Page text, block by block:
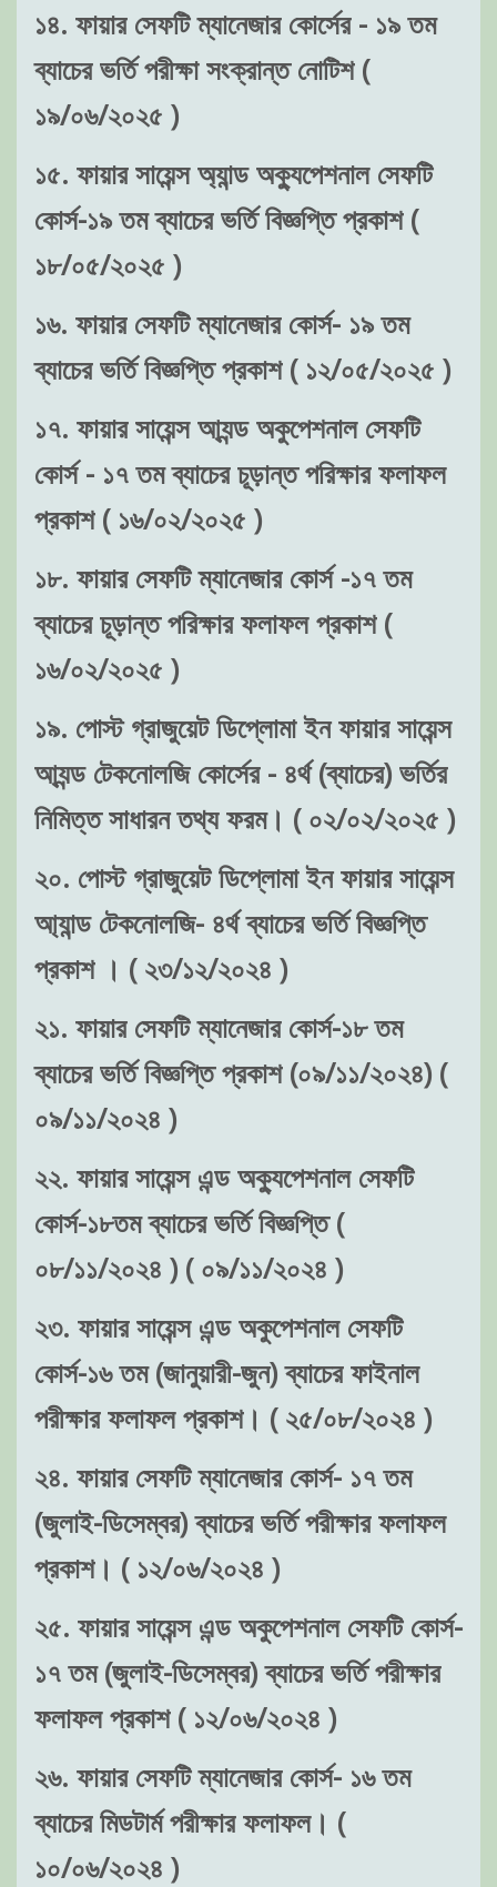
১৪. ফায়ার সেফটি ম্যানেজার কোর্সের - ১৯ তম
ব্যাচের ভর্তি পরীক্ষা সংক্রান্ত নোটিশ (
১৯/০৬/২০২৫ )
১৫. ফায়ার সায়েন্স অ্যান্ড অক্যুপেশনাল সেফটি
কোর্স-১৯ তম ব্যাচের ভর্তি বিজ্ঞপ্তি প্রকাশ (
১৮/০৫/২০২৫ )
১৬. ফায়ার সেফটি ম্যানেজার কোর্স- ১৯ তম
ব্যাচের ভর্তি বিজ্ঞপ্তি প্রকাশ ( ১২/০৫/২০২৫ )
১৭. ফায়ার সায়েন্স আ্যন্ড অকুপেশনাল সেফটি
কোর্স - ১৭ তম ব্যাচের চূড়ান্ত পরিক্ষার ফলাফল
প্রকাশ ( ১৬/০২/২০২৫ )
১৮. ফায়ার সেফটি ম্যানেজার কোর্স -১৭ তম
ব্যাচের চূড়ান্ত পরিক্ষার ফলাফল প্রকাশ (
১৬/০২/২০২৫ )
১৯. পোস্ট গ্রাজুয়েট ডিপ্লোমা ইন ফায়ার সায়েন্স
আ্যন্ড টেকনোলজি কোর্সের - ৪র্থ (ব্যাচের) ভর্তির
নিমিত্ত সাধারন তথ্য ফরম। ( ০২/০২/২০২৫ )
২০. পোস্ট গ্রাজুয়েট ডিপ্লোমা ইন ফায়ার সায়েন্স
আ্যান্ড টেকনোলজি- ৪র্থ ব্যাচের ভর্তি বিজ্ঞপ্তি
প্রকাশ । ( ২৩/১২/২০২৪ )
২১. ফায়ার সেফটি ম্যানেজার কোর্স-১৮ তম
ব্যাচের ভর্তি বিজ্ঞপ্তি প্রকাশ (০৯/১১/২০২৪) (
০৯/১১/২০২৪ )
২২. ফায়ার সায়েন্স এন্ড অক্যুপেশনাল সেফটি
কোর্স-১৮তম ব্যাচের ভর্তি বিজ্ঞপ্তি (
০৮/১১/২০২৪ ) ( ০৯/১১/২০২৪ )
২৩. ফায়ার সায়েন্স এন্ড অকুপেশনাল সেফটি
কোর্স-১৬ তম (জানুয়ারী-জুন) ব্যাচের ফাইনাল
পরীক্ষার ফলাফল প্রকাশ। ( ২৫/০৮/২০২৪ )
২৪. ফায়ার সেফটি ম্যানেজার কোর্স- ১৭ তম
(জুলাই-ডিসেম্বর) ব্যাচের ভর্তি পরীক্ষার ফলাফল
প্রকাশ। ( ১২/০৬/২০২৪ )
২৫. ফায়ার সায়েন্স এন্ড অকুপেশনাল সেফটি কোর্স-
১৭ তম (জুলাই-ডিসেম্বর) ব্যাচের ভর্তি পরীক্ষার
ফলাফল প্রকাশ ( ১২/০৬/২০২৪ )
২৬. ফায়ার সেফটি ম্যানেজার কোর্স- ১৬ তম
ব্যাচের মিডটার্ম পরীক্ষার ফলাফল। (
১০/০৬/২০২৪ )